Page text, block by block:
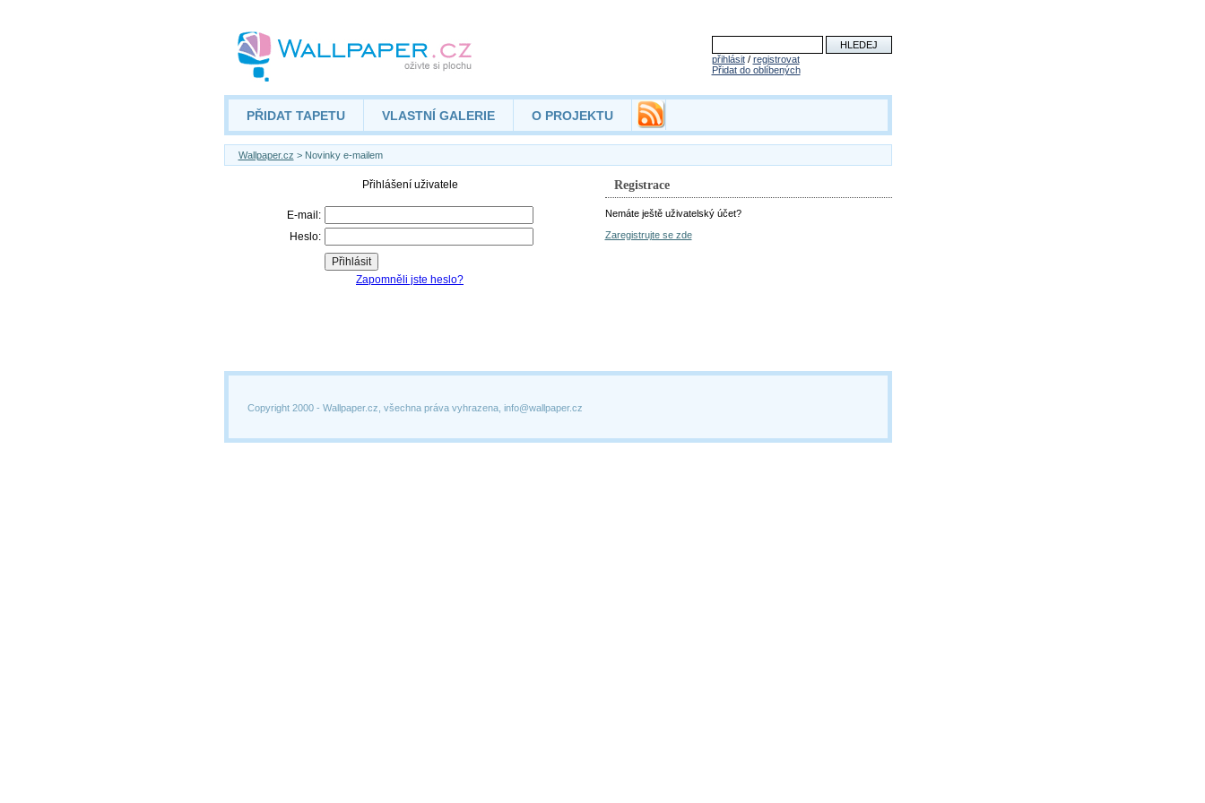
přihlásit/ registrovat
Přidat do oblíbených
PŘIDAT TAPETU VLASTNÍ GALERIE O PROJEKTU
Wallpaper.cz > Novinky e-mailem
Registrace
Nemáte ještě uživatelský účet?
Zaregistrujte se zde
Copyright 2000 - Wallpaper.cz, všechna práva vyhrazena, info@wallpaper.cz